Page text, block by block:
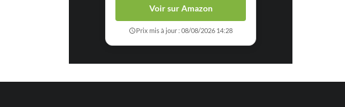
Voir sur Amazon
Prix mis à jour : 08/08/2026 14:28